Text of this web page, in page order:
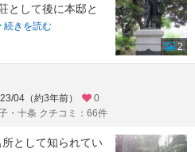
として後に本邸と
続きを読む
2
04（約3年前）
0
・十条 クチコミ：66件
として知られてい